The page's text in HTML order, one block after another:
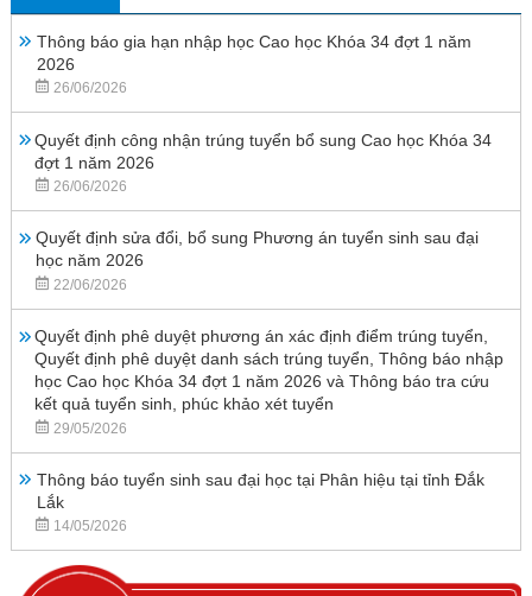
Thông báo gia hạn nhập học Cao học Khóa 34 đợt 1 năm
2026
26/06/2026
Quyết định công nhận trúng tuyển bổ sung Cao học Khóa 34
đợt 1 năm 2026
26/06/2026
Quyết định sửa đổi, bổ sung Phương án tuyển sinh sau đại
học năm 2026
22/06/2026
Quyết định phê duyệt phương án xác định điểm trúng tuyển,
Quyết định phê duyệt danh sách trúng tuyển, Thông báo nhập
học Cao học Khóa 34 đợt 1 năm 2026 và Thông báo tra cứu
kết quả tuyển sinh, phúc khảo xét tuyển
29/05/2026
Thông báo tuyển sinh sau đại học tại Phân hiệu tại tỉnh Đắk
Lắk
14/05/2026